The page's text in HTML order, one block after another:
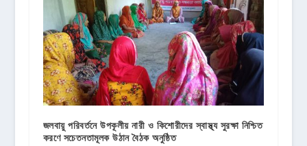
জলবায়ু পরিবর্তনে উপকূলীয় নারী ও কিশোরীদের স্বাস্থ্য সুরক্ষা নিশ্চিত
করণে সচেতনতামূলক উঠান বৈঠক অনুষ্ঠিত